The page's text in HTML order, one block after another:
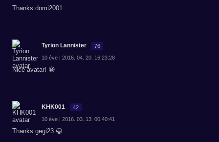
Thanks domi2001
Tyrion Lannister 76
10 éve | 2016. 04. 20. 16:23:28
Nice avatar! 😀
KHK001 42
10 éve | 2016. 03. 13. 00:40:41
Thanks gegi23 😀